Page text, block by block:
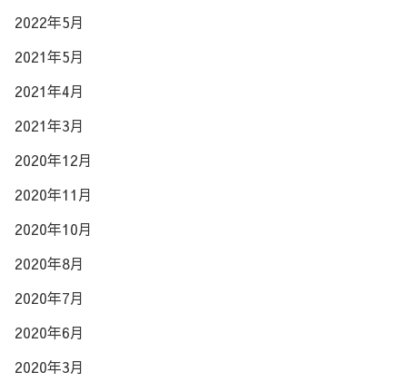
2022年5月
2021年5月
2021年4月
2021年3月
2020年12月
2020年11月
2020年10月
2020年8月
2020年7月
2020年6月
2020年3月